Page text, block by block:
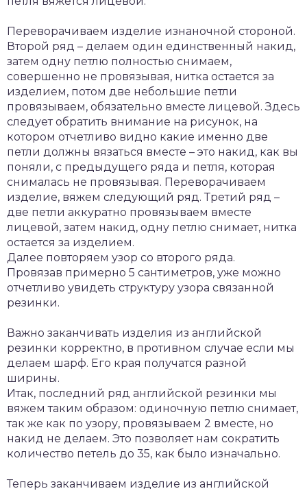
Переворачиваем изделие изнаночной стороной.
Второй ряд – делаем один единственный накид,
затем одну петлю полностью снимаем,
совершенно не провязывая, нитка остается за
изделием, потом две небольшие петли
провязываем, обязательно вместе лицевой. Здесь
следует обратить внимание на рисунок, на
котором отчетливо видно какие именно две
петли должны вязаться вместе – это накид, как вы
поняли, с предыдущего ряда и петля, которая
снималась не провязывая. Переворачиваем
изделие, вяжем следующий ряд. Третий ряд –
две петли аккуратно провязываем вместе
лицевой, затем накид, одну петлю снимает, нитка
остается за изделием.
Далее повторяем узор со второго ряда.
Провязав примерно 5 сантиметров, уже можно
отчетливо увидеть структуру узора связанной
резинки.
Важно заканчивать изделия из английской
резинки корректно, в противном случае если мы
делаем шарф. Его края получатся разной
ширины.
Итак, последний ряд английской резинки мы
вяжем таким образом: одиночную петлю снимает,
так же как по узору, провязываем 2 вместе, но
накид не делаем. Это позволяет нам сократить
количество петель до 35, как было изначально.
Теперь заканчиваем изделие из английской